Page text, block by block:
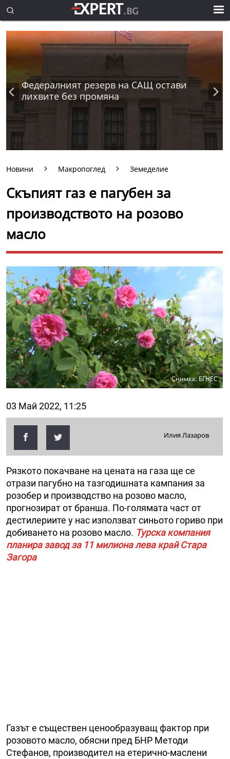
Федералният резерв на САЩ остави
лихвите без промяна
Новини Макропоглед Земеделие
Скъпият газ е пагубен за
производството на розово
масло
Снимка: БГНЕС
03 Май 2022, 11:25
Илия Лазаров
Рязкото покачване на цената на газа ще се
отрази пагубно на тазгодишната кампания за
розобер и производство на розово масло,
прогнозират от бранша. По-голямата част от
дестилериите у нас използват синьото гориво при
добиването на розово масло. Турска компания
планира завод за 11 милиона лева край Стара
Загора
Газът е съществен ценообразуващ фактор при
розовото масло, обясни пред БНР Методи
Стефанов, производител на етерично-маслени